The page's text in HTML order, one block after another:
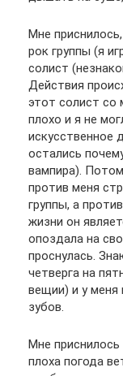
Мне
рок группы (я
солист
Действия
этот солист со
плохо и я не
искусственное
остались
вампира).
против меня
группы, а
жизни он
опоздала на
проснулась.
четверга на
вещии) и у меня
зубов.
Мне приснилось
плоха погода